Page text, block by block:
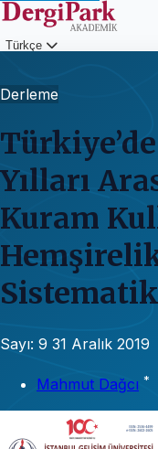
Türkçe
Derleme
Yılları
Kuram
Sayı: 9 31 Aralık 2019
Mahmut Dağcı *